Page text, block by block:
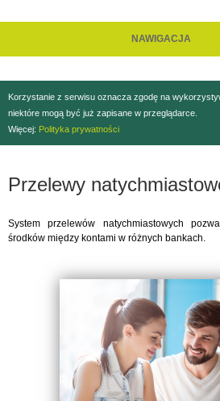
NAWIGACJA
Korzystanie z serwisu oznacza zgodę na
niektóre mogą być już zapisane w przeglądarce.
Więcej: Polityka prywatności
Przelewy
System przelewów natychmiastowych
środków między kontami w różnych bankach.